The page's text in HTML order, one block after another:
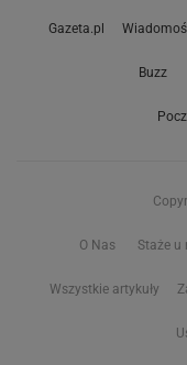
Gazeta.pl
Buzz
O Nas Staże u
Wszystkie artykuły